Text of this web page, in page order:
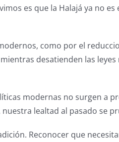
es que la Halajá ya no
como por el
desatienden las
modernas no surgen a
lealtad al pasado se
Reconocer que